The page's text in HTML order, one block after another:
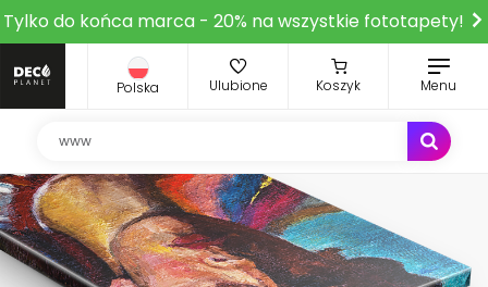
Tylko do końca marca - 20% na wszystkie fototapety!
Polska Ulubione Koszyk Menu